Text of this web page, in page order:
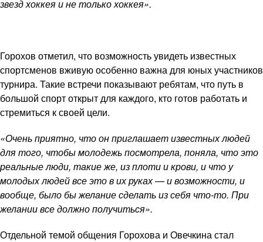
звезд хоккея и не только хоккея».
Горохов отметил, что возможность увидеть известных
спортсменов вживую особенно важна для юных участников
турнира. Такие встречи показывают ребятам, что путь в
большой спорт открыт для каждого, кто готов работать и
стремиться к своей цели.
«Очень приятно, что он приглашает известных людей
для того, чтобы молодежь посмотрела, поняла, что это
реальные люди, такие же, из плоти и крови, и что у
молодых людей все это в их руках — и возможности, и
вообще, было бы желание сделать из себя что-то. При
желании все должно получиться».
Отдельной темой общения Горохова и Овечкина стал